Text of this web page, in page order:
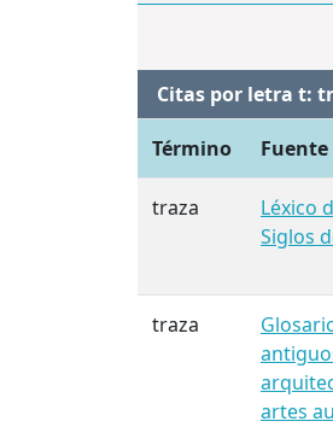
Citas por letra t:
Término Fuente
traza
Léxico
Siglos
traza
artes